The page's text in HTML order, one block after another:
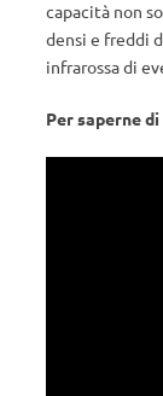
capacità non
densi e freddi
infrarossa di
Per saperne di